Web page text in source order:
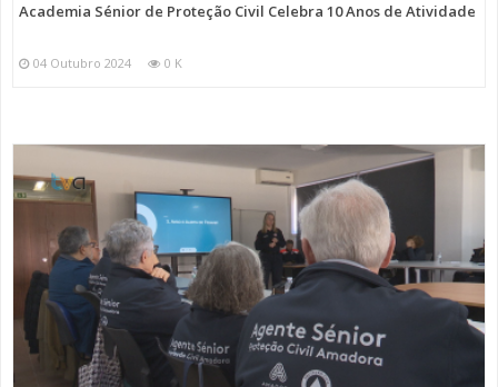
Academia Sénior de Proteção Civil Celebra 10 Anos de Atividade
04 Outubro 2024 0 K